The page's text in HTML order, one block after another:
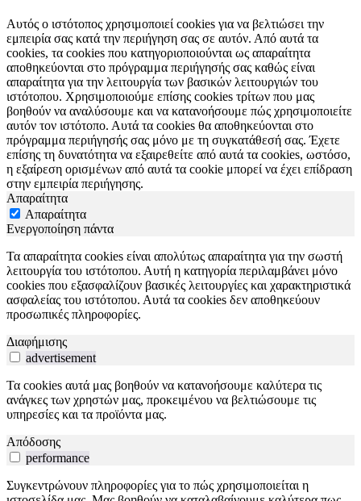
Αυτός ο ιστότοπος χρησιμοποιεί cookies για να βελτιώσει την
εμπειρία σας κατά την περιήγηση σας σε αυτόν. Από αυτά τα
cookies, τα cookies που κατηγοριοποιούνται ως απαραίτητα
αποθηκεύονται στο πρόγραμμα περιήγησής σας καθώς είναι
απαραίτητα για την λειτουργία των βασικών λειτουργιών του
ιστότοπου. Χρησιμοποιούμε επίσης cookies τρίτων που μας
βοηθούν να αναλύσουμε και να κατανοήσουμε πώς χρησιμοποιείτε
αυτόν τον ιστότοπο. Αυτά τα cookies θα αποθηκεύονται στο
πρόγραμμα περιήγησής σας μόνο με τη συγκατάθεσή σας. Έχετε
επίσης τη δυνατότητα να εξαιρεθείτε από αυτά τα cookies, ωστόσο,
η εξαίρεση ορισμένων από αυτά τα cookie μπορεί να έχει επίδραση
στην εμπειρία περιήγησης.
Απαραίτητα
Απαραίτητα
Ενεργοποίηση πάντα
Τα απαραίτητα cookies είναι απολύτως απαραίτητα για την σωστή
λειτουργία του ιστότοπου. Αυτή η κατηγορία περιλαμβάνει μόνο
cookies που εξασφαλίζουν βασικές λειτουργίες και χαρακτηριστικά
ασφαλείας του ιστότοπου. Αυτά τα cookies δεν αποθηκεύουν
προσωπικές πληροφορίες.
Διαφήμισης
advertisement
Τα cookies αυτά μας βοηθούν να κατανοήσουμε καλύτερα τις
ανάγκες των χρηστών μας, προκειμένου να βελτιώσουμε τις
υπηρεσίες και τα προϊόντα μας.
Απόδοσης
performance
Συγκεντρώνουν πληροφορίες για το πώς χρησιμοποιείται η